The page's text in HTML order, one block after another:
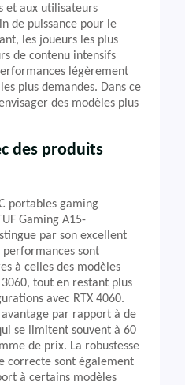
et aux utilisateurs
de puissance pour le
les joueurs les plus
de contenu intensifs
légèrement
plus demandes. Dans ce
des modèles plus
des produits
portables gaming
Gaming A15-
par son excellent
sont
à celles des modèles
tout en restant plus
avec RTX 4060.
avantage par rapport à de
se limitent souvent à 60
de prix. La robustesse
correcte sont également
à certains modèles